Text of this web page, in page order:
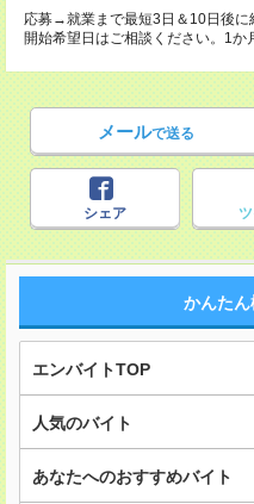
応募→就業まで最短3日＆10日後に
開始希望日はご相談ください。1か
メールで送る
シェア
かんた
エンバイトTOP
人気のバイト
あなたへのおすすめバイト